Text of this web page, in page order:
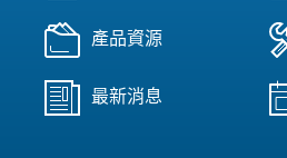
產品資源
最新消息